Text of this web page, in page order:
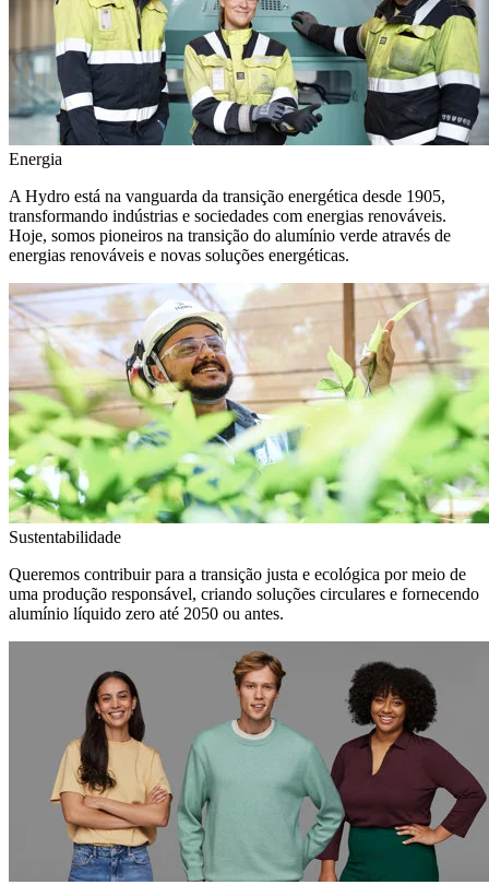
Energia
A Hydro está na vanguarda da transição energética desde 1905,
transformando indústrias e sociedades com energias renováveis.
Hoje, somos pioneiros na transição do alumínio verde através de
energias renováveis e novas soluções energéticas.
Sustentabilidade
Queremos contribuir para a transição justa e ecológica por meio de
uma produção responsável, criando soluções circulares e fornecendo
alumínio líquido zero até 2050 ou antes.